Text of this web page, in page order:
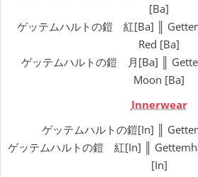
[Ba]
ゲッテムハルトの鎧 紅[Ba] ║
Red [Ba]
ゲッテムハルトの鎧 月[Ba] ║
Moon [Ba]
Innerwear
ゲッテムハルトの鎧[In] ║
ゲッテムハルトの鎧 紅[In] ║
[In]